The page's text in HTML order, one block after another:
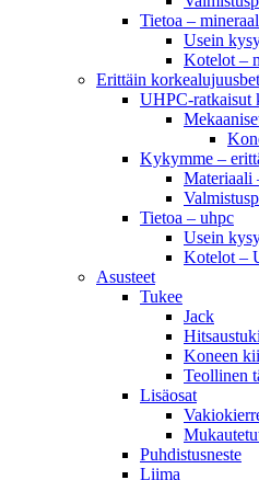
Tietoa –
Usein
Kotelot –
Erittäin
UHPC-ratkaisut
Kykymme –
Materiaali
Tietoa – uhpc
Usein
Kotelot –
Asusteet
Tukee
Jack
Hitsaustuki
Koneen
Teollinen
Lisäosat
Puhdistusneste
Liima